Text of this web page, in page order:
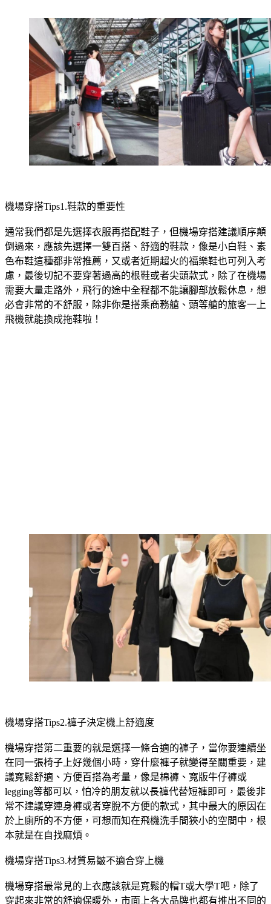
機場穿搭Tips1.鞋款的重要性
通常我們都是先選擇衣服再搭配鞋子，但機場穿搭建議順序顛
倒過來，應該先選擇一雙百搭、舒適的鞋款，像是小白鞋、素
色布鞋這種都非常推薦，又或者近期超火的福樂鞋也可列入考
慮，最後切記不要穿著過高的根鞋或者尖頭款式，除了在機場
需要大量走路外，飛行的途中全程都不能讓腳部放鬆休息，想
必會非常的不舒服，除非你是搭乘商務艙、頭等艙的旅客一上
飛機就能換成拖鞋啦！
機場穿搭Tips2.褲子決定機上舒適度
機場穿搭第二重要的就是選擇一條合適的褲子，當你要連續坐
在同一張椅子上好幾個小時，穿什麼褲子就變得至關重要，建
議寬鬆舒適、方便百搭為考量，像是棉褲、寬版牛仔褲或
legging等都可以，怕冷的朋友就以長褲代替短褲即可，最後非
常不建議穿連身褲或者穿脫不方便的款式，其中最大的原因在
於上廁所的不方便，可想而知在飛機洗手間狹小的空間中，根
本就是在自找麻煩。
機場穿搭Tips3.材質易皺不適合穿上機
機場穿搭最常見的上衣應該就是寬鬆的帽T或大學T吧，除了
穿起來非常的舒適保暖外，市面上各大品牌也都有推出不同的